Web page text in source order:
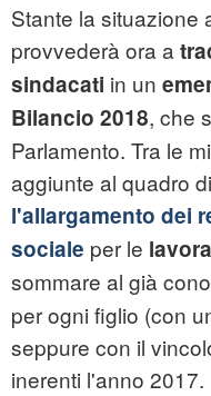
Stante la situazione
provvederà ora a
sindacati in un
Bilancio 2018, che
Parlamento. Tra le
aggiunte al quadro
l'allargamento dei
sociale per le
sommare al già
per ogni figlio (con
seppure con il
inerenti l'anno 2017.